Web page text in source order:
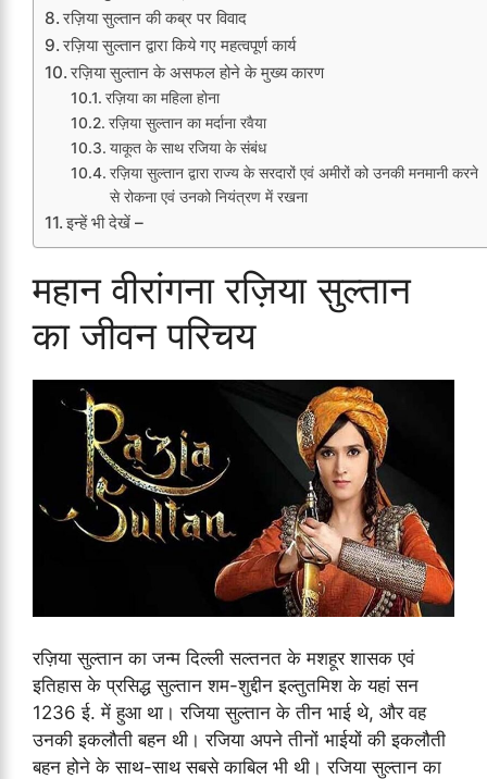
रज़िया सुल्तान की कब्र पर विवाद
रज़िया सुल्तान द्वारा किये गए महत्वपूर्ण कार्य
रज़िया सुल्तान के असफल होने के मुख्य कारण
रज़िया का महिला होना
रज़िया सुल्तान का मर्दाना रवैया
याकूत के साथ रजिया के संबंध
रज़िया सुल्तान द्वारा राज्य के सरदारों एवं अमीरों को उनकी मनमानी करने
से रोकना एवं उनको नियंत्रण में रखना
इन्हें भी देखें –
महान वीरांगना रज़िया सुल्तान
का जीवन परिचय
रज़िया सुल्तान का जन्म दिल्ली सल्तनत के मशहूर शासक एवं
इतिहास के प्रसिद्ध सुल्तान शम-शुद्दीन इल्तुतमिश के यहां सन
1236 ई. में हुआ था। रजिया सुल्तान के तीन भाई थे, और वह
उनकी इकलौती बहन थी। रजिया अपने तीनों भाईयों की इकलौती
बहन होने के साथ-साथ सबसे काबिल भी थी। रजिया सुल्तान का